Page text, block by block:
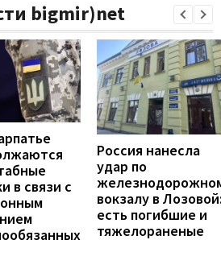
bigmir)net
в связи с
Россия нанесла
удар по
вокзалу в
есть погибшие и
тяжелораненые